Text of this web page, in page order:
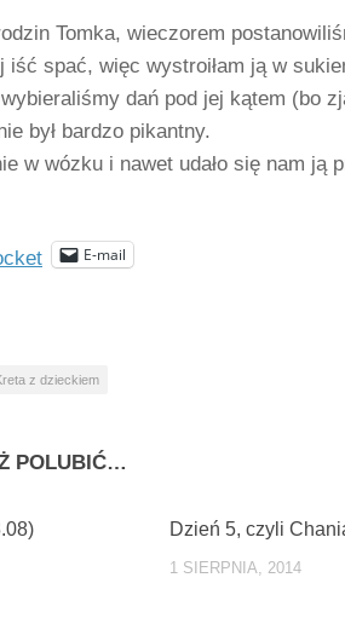
Tomka, wieczorem
spać, więc wystroiłam ją w
dań pod jej kątem (bo
był bardzo pikantny.
w wózku i nawet udało się nam ją
E-mail
z dzieckiem
POLUBIĆ…
Dzień 5, czyli
1 SIERPNIA, 2014